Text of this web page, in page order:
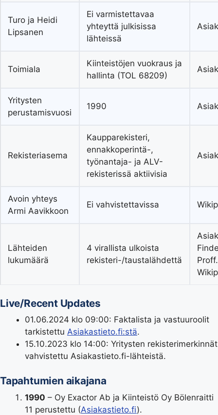
Turo ja Heidi
Lipsanen
Ei varmistettavaa
yhteyttä julkisissa
lähteissä
Toimiala
Kiinteistöjen vuokraus ja
hallinta (TOL 68209)
Yritysten
perustamisvuosi
1990
Rekisteriasema
Kaupparekisteri,
ennakkoperintä-,
työnantaja- ja ALV-
rekisterissä aktiivisia
Avoin yhteys
Armi Aavikkoon
Ei vahvistettavissa
Lähteiden
lukumäärä
4 virallista ulkoista
rekisteri-/taustalähdettä
Live/Recent Updates
01.06.2024 klo 09:00: Faktalista ja vastuuroolit
tarkistettu Asiakastieto.fi:stä.
15.10.2023 klo 14:00: Yritysten rekisterimerkinnät
vahvistettu Asiakastieto.fi-lähteistä.
Tapahtumien aikajana
1990 – Oy Exactor Ab ja Kiinteistö Oy Bölenraitti
11 perustettu (Asiakastieto.fi).